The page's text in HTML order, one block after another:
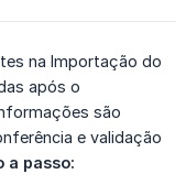
na Importação do
após o
são
e validação
a passo: